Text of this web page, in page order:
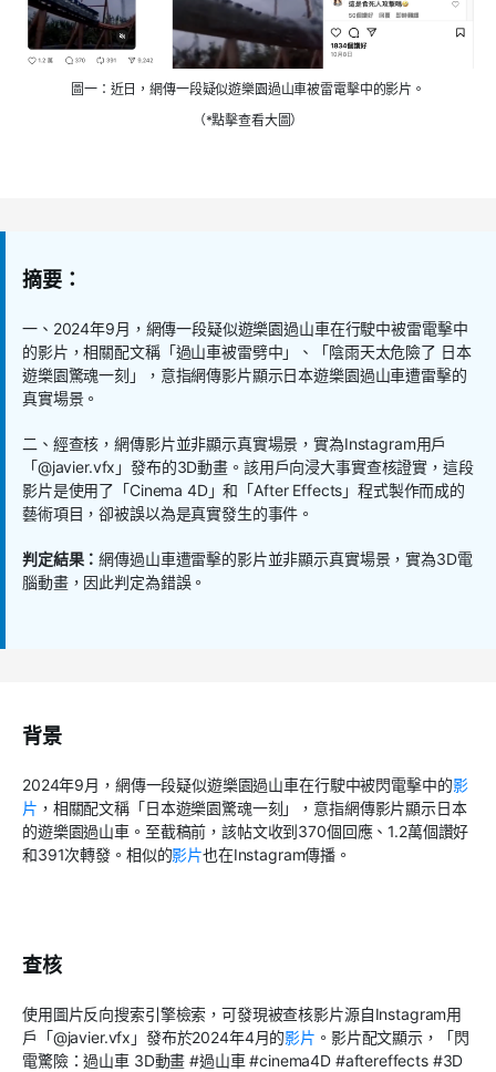
圖一：近日，網傳一段疑似遊樂園過山車被雷電擊中的影片。
（*點擊查看大圖）
摘要：
一、 2024年9月，網傳一段疑似遊樂園過山車在行駛中被雷電擊中
的影片，相關配文稱「過山車被雷劈中」、「陰雨天太危險了 日本
遊樂園驚魂一刻」，意指網傳影片顯示日本遊樂園過山車遭雷擊的
真實場景。
二、經查核，網傳影片並非顯示真實場景，實為Instagram用戶
「@javier.vfx 」發布的3D動畫。該用戶向浸大事實查核證實，這段
影片是使用了「Cinema 4D」和「After Effects」程式製作而成的
藝術項目，卻被誤以為是真實發生的事件。
判定結果：網傳過山車遭雷擊的影片並非顯示真實場景，實為3D電
腦動畫，因此判定為錯誤。
背景
2024年9月，網傳一段疑似遊樂園過山車在行駛中被閃電擊中的影
片 ，相關配文稱「日本遊樂園驚魂一刻」，意指網傳影片顯示日本
的遊樂園過山車。至截稿前，該帖文收到370個回應、1.2萬個讚好
和391次轉發。相似的影片也在Instagram傳播。
查核
使用圖片反向搜索引擎檢索，可發現被查核影片源自Instagram用
戶「@javier.vfx 」發布於2024年4月的影片 。影片配文顯示，「閃
電驚險：過山車️ 3D動畫 #過山車 #cinema4D #aftereffects #3D